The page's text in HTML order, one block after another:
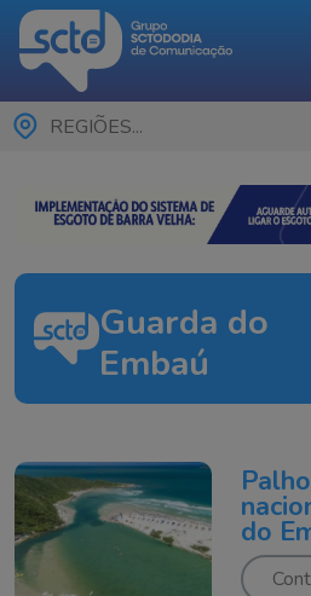
REGIÕES...
Guarda do
Embaú
do